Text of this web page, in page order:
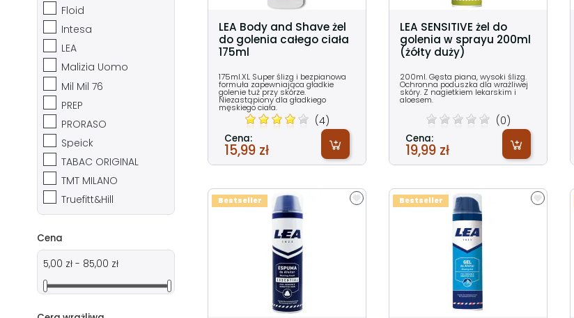
Floid
Intesa
LEA
Malizia Uomo
Mil Mil 76
PREP
PRORASO
Speick
TABAC ORIGINAL
TMT MILANO
Truefitt&Hill
Cena
5,00 zł - 85,00 zł
LEA Body and Shave żel
do golenia całego ciała
175ml
175ml.XL Super ślizg i bezpianowa
formuła zapewniająca gładkie
golenie tuż przy skórze.
Niezastąpiony dla gładkiego
męskiego ciała.
(4)
Cena:
15,99 zł
LEA SENSITIVE żel do
golenia w sprayu 200ml
(żółty duży)
200ml. Gęsta piana, wysoki ślizg.
Ochronna poduszka dla wrażliwej
skóry. Z nagietkiem lekarskim i
aloesem.
(0)
Cena:
19,99 zł
Bestseller Bestseller